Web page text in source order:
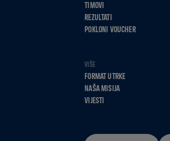
TIMOVI
REZULTATI
POKLONI VOUCHER
VIŠE
FORMAT UTRKE
NAŠA MISIJA
VIJESTI